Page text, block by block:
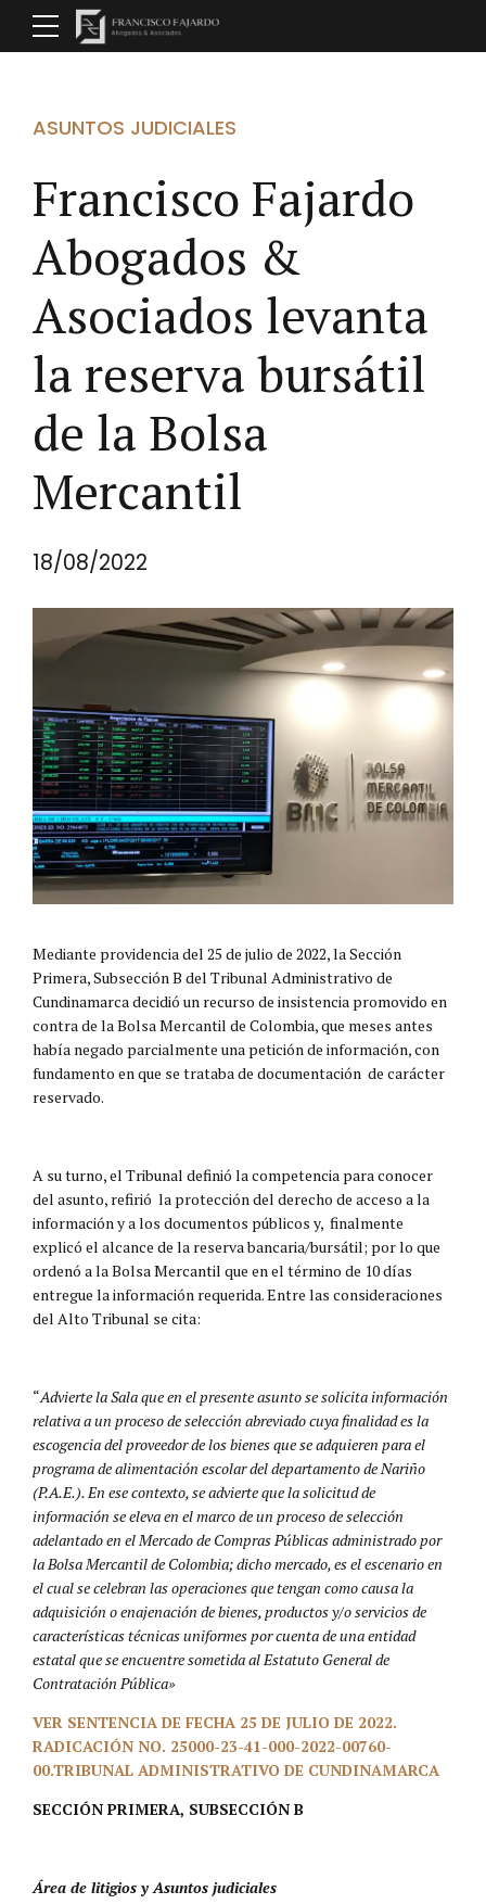
ASUNTOS JUDICIALES
Francisco Fajardo
Abogados &
Asociados levanta
la reserva bursátil
de la Bolsa
Mercantil
18/08/2022
Mediante providencia del 25 de julio de 2022, la Sección
Primera, Subsección B del Tribunal Administrativo de
Cundinamarca decidió un recurso de insistencia promovido en
contra de la Bolsa Mercantil de Colombia, que meses antes
había negado parcialmente una petición de información, con
fundamento en que se trataba de documentación de carácter
reservado.
A su turno, el Tribunal definió la competencia para conocer
del asunto, refirió la protección del derecho de acceso a la
información y a los documentos públicos y, finalmente
explicó el alcance de la reserva bancaria/bursátil; por lo que
ordenó a la Bolsa Mercantil que en el término de 10 días
entregue la información requerida. Entre las consideraciones
del Alto Tribunal se cita:
“Advierte la Sala que en el presente asunto se solicita información
relativa a un proceso de selección abreviado cuya finalidad es la
escogencia del proveedor de los bienes que se adquieren para el
programa de alimentación escolar del departamento de Nariño
(P.A.E.). En ese contexto, se advierte que la solicitud de
información se eleva en el marco de un proceso de selección
adelantado en el Mercado de Compras Públicas administrado por
la Bolsa Mercantil de Colombia; dicho mercado, es el escenario en
el cual se celebran las operaciones que tengan como causa la
adquisición o enajenación de bienes, productos y/o servicios de
características técnicas uniformes por cuenta de una entidad
estatal que se encuentre sometida al Estatuto General de
Contratación Pública»
VER SENTENCIA DE FECHA 25 DE JULIO DE 2022.
RADICACIÓN NO. 25000-23-41-000-2022-00760-
00.TRIBUNAL ADMINISTRATIVO DE CUNDINAMARCA
SECCIÓN PRIMERA, SUBSECCIÓN B
Área de litigios y Asuntos judiciales